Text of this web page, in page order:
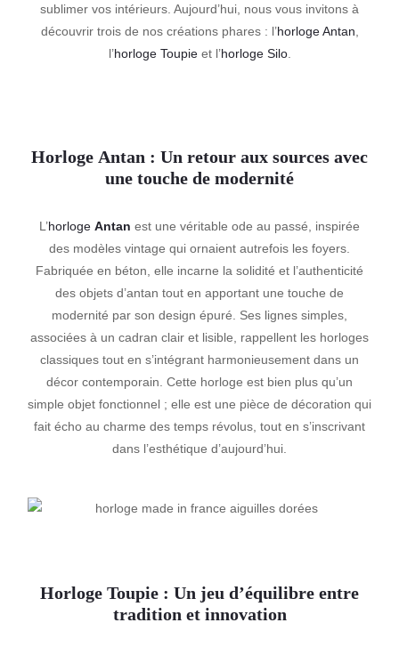
sublimer vos intérieurs. Aujourd’hui, nous vous invitons à
découvrir trois de nos créations phares : l’horloge Antan
l’horloge Toupieet l’horloge Silo.
Horloge Antan : Un retour aux sources avec
une touche de modernité
L’horloge Antan est une véritable ode au passé, inspirée
des modèles vintage qui ornaient autrefois les foyers.
Fabriquée en béton, elle incarne la solidité et l’authenticité
des objets d’antan tout en apportant une touche de
modernité par son design épuré. Ses lignes simples,
associées à un cadran clair et lisible, rappellent les horloges
classiques tout en s’intégrant harmonieusement dans un
décor contemporain. Cette horloge est bien plus qu’un
simple objet fonctionnel ; elle est une pièce de décoration qui
fait écho au charme des temps révolus, tout en s’inscrivant
dans l’esthétique d’aujourd’hui.
Horloge Toupie : Un jeu d’équilibre entre
tradition et innovation